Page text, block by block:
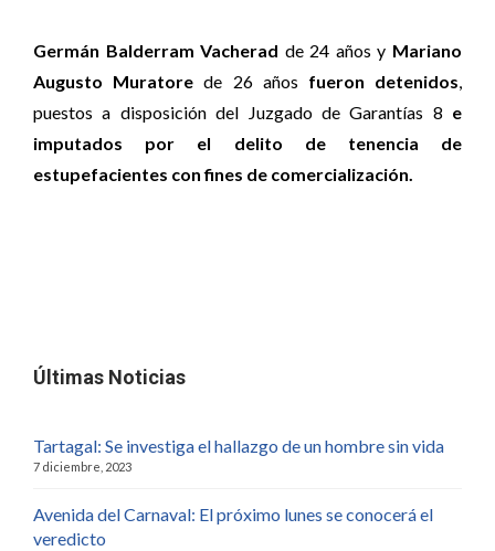
Germán Balderram Vacherad de 24 años y Mariano
Augusto Muratore de 26 años fueron detenidos,
puestos a disposición del Juzgado de Garantías 8 e
imputados por el delito de tenencia de
estupefacientes con fines de comercialización.
Últimas Noticias
Tartagal: Se investiga el hallazgo de un hombre sin vida
7 diciembre, 2023
Avenida del Carnaval: El próximo lunes se conocerá el
veredicto